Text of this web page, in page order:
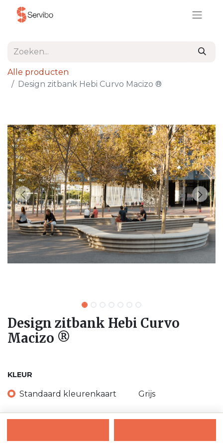
Alle producten
Design zitbank Hebi Curvo Macizo ®
Design zitbank Hebi Curvo
Macizo ®
KLEUR
Standaard kleurenkaart Grijs
Donker grijs Zwart Wit Beige